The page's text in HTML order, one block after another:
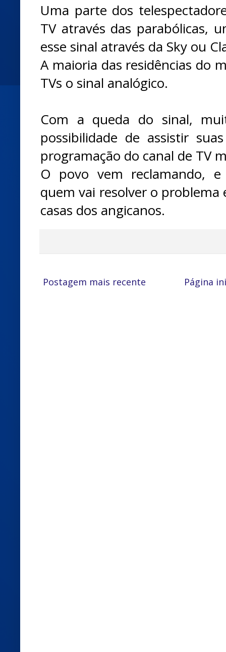
Uma parte dos
TV através das parabólicas,
esse sinal através da Sky ou
A maioria das residências do
TVs o sinal analógico.
Com a queda do sinal,
possibilidade de assistir
programação do canal de TV
O povo vem reclamando,
quem vai resolver o problema
casas dos angicanos.
Postagem mais recente Página